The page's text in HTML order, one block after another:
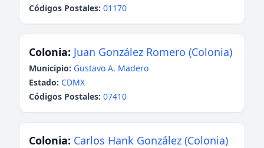
Códigos Postales: 01170
Colonia: Juan González Romero (Colonia)
Municipio: Gustavo A. Madero
Estado: CDMX
Códigos Postales: 07410
Colonia: Carlos Hank González (Colonia)